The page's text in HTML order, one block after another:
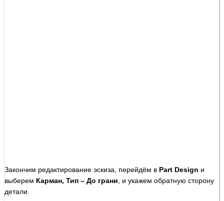
Закончим редактирование эскиза, перейдём в Part Design и
выберем Карман, Тип – До грани , и укажем обратную сторону
детали.